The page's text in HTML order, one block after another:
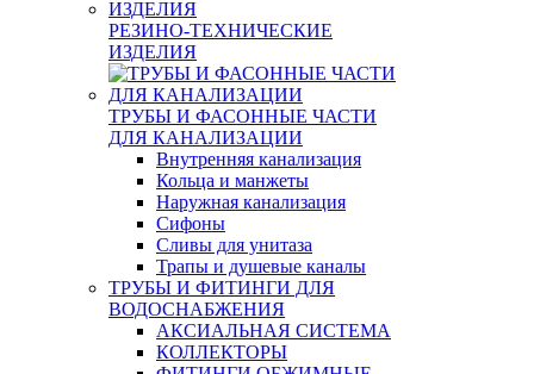
РЕЗИНО-ТЕХНИЧЕСКИЕ
ИЗДЕЛИЯ
ТРУБЫ И ФАСОННЫЕ ЧАСТИ
ДЛЯ КАНАЛИЗАЦИИ
Внутренняя канализация
Кольца и манжеты
Наружная канализация
Сифоны
Сливы для унитаза
Трапы и душевые каналы
ТРУБЫ И ФИТИНГИ ДЛЯ
ВОДОСНАБЖЕНИЯ
АКСИАЛЬНАЯ СИСТЕМА
КОЛЛЕКТОРЫ